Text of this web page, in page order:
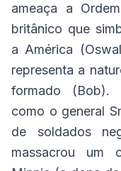
ameaça a
britânico que
a América
representa a
formado (Bob).
como o general
de soldados
massacrou um